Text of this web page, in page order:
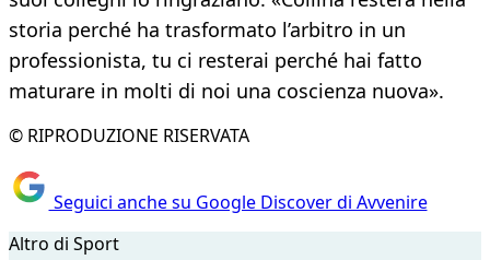
storia perché ha trasformato l’arbitro in un
professionista, tu ci resterai perché hai fatto
maturare in molti di noi una coscienza nuova».
© RIPRODUZIONE RISERVATA
Seguici anche su Google Discover di Avvenire
Altro di Sport